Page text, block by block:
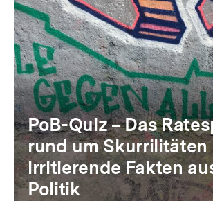
PoB-Quiz – Das
rund um Skurrilitäten
irritierende Fakten
Politik